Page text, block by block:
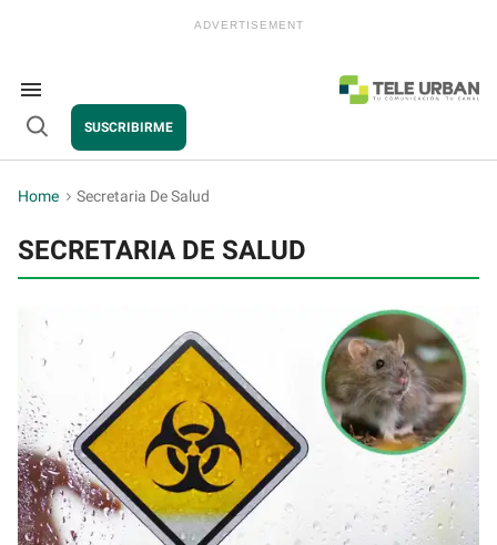
Search
&
Section
Navigation
Open
SUSCRIBIRME
Home > Secretaria De Salud
SECRETARIA DE SALUD